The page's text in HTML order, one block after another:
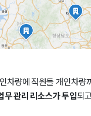
차량에 직원들 개인차량
무 관리 리소스가 투입되